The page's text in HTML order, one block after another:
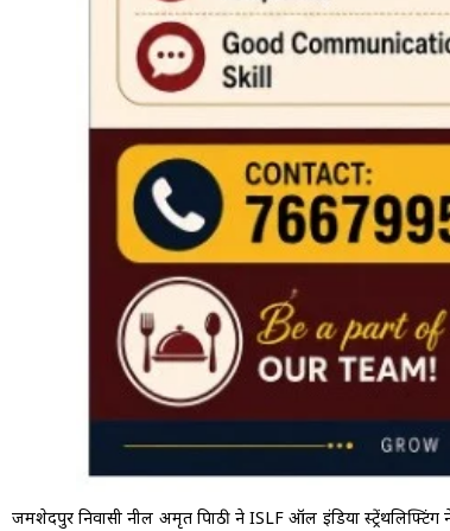
जमशेदपुर निवासी नील अमृत त्रिपाठी ने ISLF ऑल इंडिया